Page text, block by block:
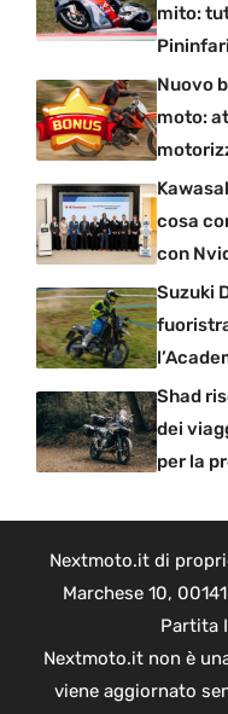
mito:
Nuovo
moto:
cosa
con
Suzuki
Shad
dei
per la
Nextmoto.it di
Marchese 10,
Partita
Nextmoto.it non è
viene aggiornato